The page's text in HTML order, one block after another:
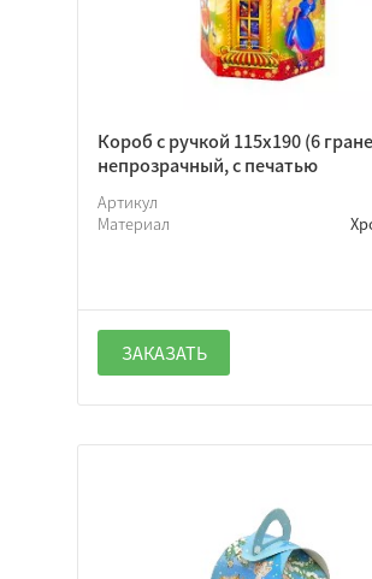
Короб с ручкой 115х190 (6
непрозрачный, с печатью
Артикул
Материал
ЗАКАЗАТЬ